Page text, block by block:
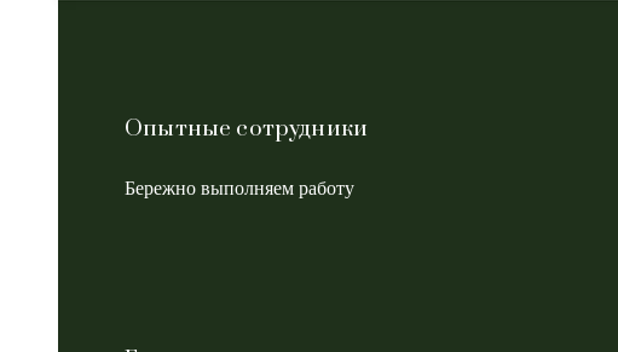
Опытные сотрудники
Бережно выполняем работу